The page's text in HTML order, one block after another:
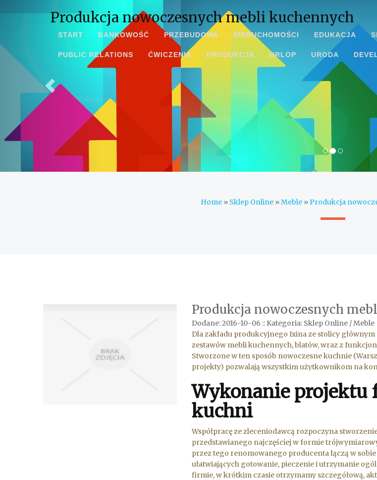
Produkcja nowoczesnych mebli kuchennych
START BANKOWOŚĆ PRZEBUDOWA NIERUCHOMOŚCI EDUKACJA
PUBLIC RELATIONS ĆWICZENIA PRODUKCJA URLOP URODA
Home» Sklep Online»Meble»Produkcja
Produkcja nowoczesnych
Dodane: 2016-10-06 :: Kategoria: Sklep Online / Meble
Dla zakładu produkcyjnego Ixina ze stolicy
zestawów mebli kuchennych, blatów, wraz z
Stworzone w ten sposób nowoczesne kuchnie
projekty) pozwalają wszystkim użytkownikom na
Wykonanie projektu
kuchni
Współpracę ze zleceniodawcą rozpoczyna
przedstawianego najczęściej w formie
przez tego renomowanego producenta łączą w
ułatwiających gotowanie, pieczenie i utrzymanie
firmie, w krótkim czasie otrzymamy szczegółową,